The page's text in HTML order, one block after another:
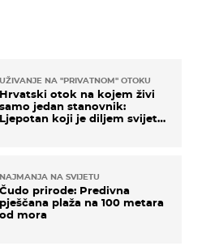
UŽIVANJE NA "PRIVATNOM" OTOKU
Hrvatski otok na kojem živi
samo jedan stanovnik:
Ljepotan koji je diljem svijeta
NAJMANJA NA SVIJETU
Čudo prirode: Predivna
pješčana plaža na 100 metara
od mora